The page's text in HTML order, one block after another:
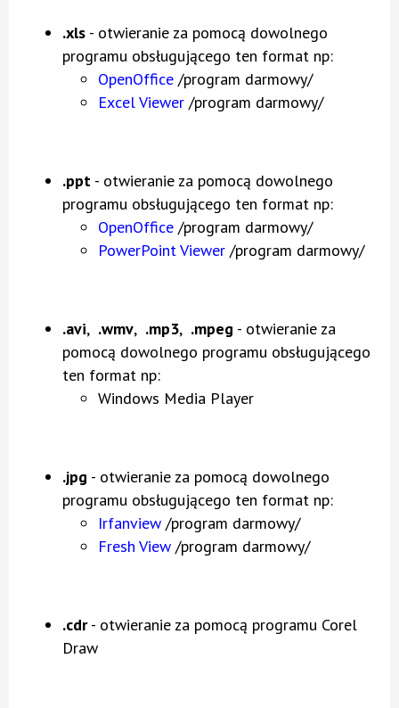
.xls - otwieranie za pomocą dowolnego
programu obsługującego ten format np:
OpenOffice /program darmowy/
Excel Viewer /program darmowy/
.ppt - otwieranie za pomocą dowolnego
programu obsługującego ten format np:
OpenOffice /program darmowy/
PowerPoint Viewer /program darmowy/
.avi, .wmv, .mp3, .mpeg - otwieranie za
pomocą dowolnego programu obsługującego
ten format np:
Windows Media Player
.jpg - otwieranie za pomocą dowolnego
programu obsługującego ten format np:
Irfanview /program darmowy/
Fresh View /program darmowy/
.cdr- otwieranie za pomocą programu Corel
Draw